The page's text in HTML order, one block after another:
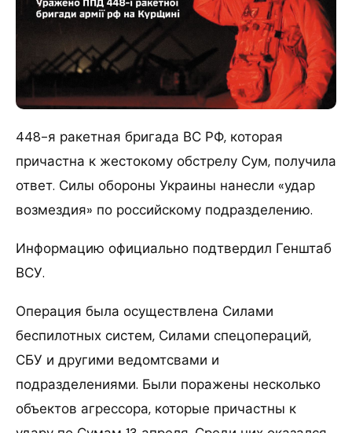
448-я ракетная бригада ВС РФ, которая
причастна к жестокому обстрелу Сум, получила
ответ. Силы обороны Украины нанесли «удар
возмездия» по российскому подразделению.
Информацию официально подтвердил Генштаб
ВСУ.
Операция была осуществлена Силами
беспилотных систем, Силами спецопераций,
СБУ и другими ведомтсвами и
подразделениями. Были поражены несколько
объектов агрессора, которые причастны к